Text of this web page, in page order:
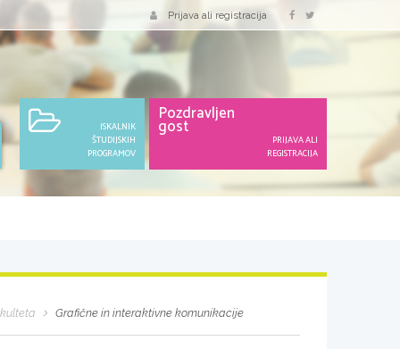
Prijava ali registracija
ISKALNIK
ŠTUDIJSKIH
PROGRAMOV
Pozdravljen
gost
PRIJAVA ALI
REGISTRACIJA
Grafične in interaktivne komunikacije